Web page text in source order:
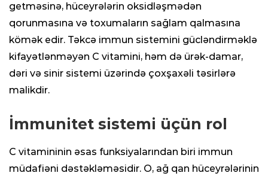
getməsinə, hüceyrələrin oksidləşmədən
qorunmasına və toxumaların sağlam qalmasına
kömək edir. Təkcə immun sistemini gücləndirməklə
kifayətlənməyən C vitamini, həm də ürək-damar,
dəri və sinir sistemi üzərində çoxşaxəli təsirlərə
malikdir.
İmmunitet sistemi üçün rol
C vitamininin əsas funksiyalarından biri immun
müdafiəni dəstəkləməsidir. O, ağ qan hüceyrələrinin